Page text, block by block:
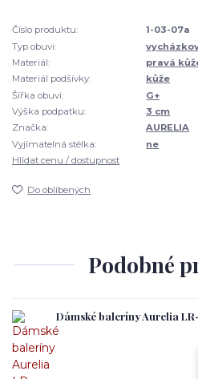
Číslo produktu:
1-03-07a
Typ obuvi:
Materiál:
pravá
Materiál podšívky:
kůže
Šířka obuvi:
G+
Výška podpatku:
3 cm
Značka:
AURELIA
Vyjímatelná stélka:
ne
Hlídat cenu / dostupnost
Do oblíbených
Podobné
Dámské baleríny Aurelia